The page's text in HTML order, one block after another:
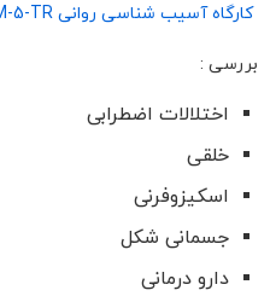
کارگاه آسیب شناسی روانی DSM-5-TR
بررسی :
اختلالات اضطرابی
خلقی
اسکیزوفرنی
جسمانی شکل
دارو درمانی